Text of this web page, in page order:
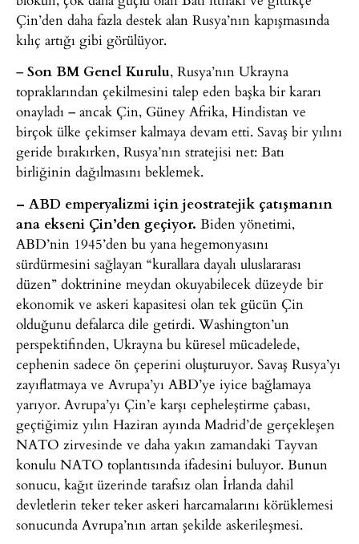
Çin’den daha fazla destek alan Rusya’nın kapışmasında
kılıç artığı gibi görülüyor.
– Son BM Genel Kurulu, Rusya’nın Ukrayna
topraklarından çekilmesini talep eden başka bir kararı
onayladı – ancak Çin, Güney Afrika, Hindistan ve
birçok ülke çekimser kalmaya devam etti. Savaş bir yılını
geride bırakırken, Rusya’nın stratejisi net: Batı
birliğinin dağılmasını beklemek.
– ABD emperyalizmi için jeostratejik çatışmanın
ana ekseni Çin’den geçiyor. Biden yönetimi,
ABD’nin 1945’den bu yana hegemonyasını
sürdürmesini sağlayan “kurallara dayalı uluslararası
düzen” doktrinine meydan okuyabilecek düzeyde bir
ekonomik ve askeri kapasitesi olan tek gücün Çin
olduğunu defalarca dile getirdi. Washington’un
perspektifinden, Ukrayna bu küresel mücadelede,
cephenin sadece ön çeperini oluşturuyor. Savaş Rusya’yı
zayıflatmaya ve Avrupa’yı ABD’ye iyice bağlamaya
yarıyor. Avrupa’yı Çin’e karşı cepheleştirme çabası,
geçtiğimiz yılın Haziran ayında Madrid’de gerçekleşen
NATO zirvesinde ve daha yakın zamandaki Tayvan
konulu NATO toplantısında ifadesini buluyor. Bunun
sonucu, kağıt üzerinde tarafsız olan İrlanda dahil
devletlerin teker teker askeri harcamalarını körüklemesi
sonucunda Avrupa’nın artan şekilde askerileşmesi.